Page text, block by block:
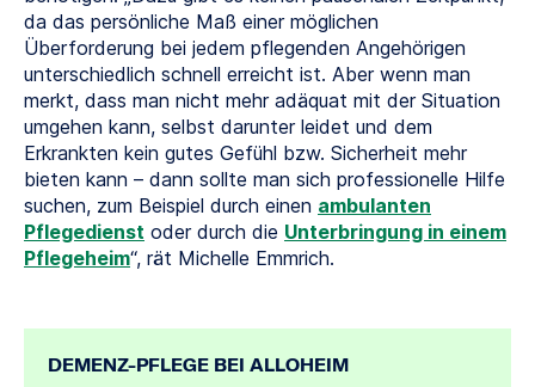
da das persönliche Maß einer möglichen
Überforderung bei jedem pflegenden Angehörigen
unterschiedlich schnell erreicht ist. Aber wenn man
merkt, dass man nicht mehr adäquat mit der Situation
umgehen kann, selbst darunter leidet und dem
Erkrankten kein gutes Gefühl bzw. Sicherheit mehr
bieten kann – dann sollte man sich professionelle Hilfe
suchen, zum Beispiel durch einen ambulanten
Pflegedienst oder durch die Unterbringung in einem
Pflegeheim“, rät Michelle Emmrich.
DEMENZ-PFLEGE BEI ALLOHEIM